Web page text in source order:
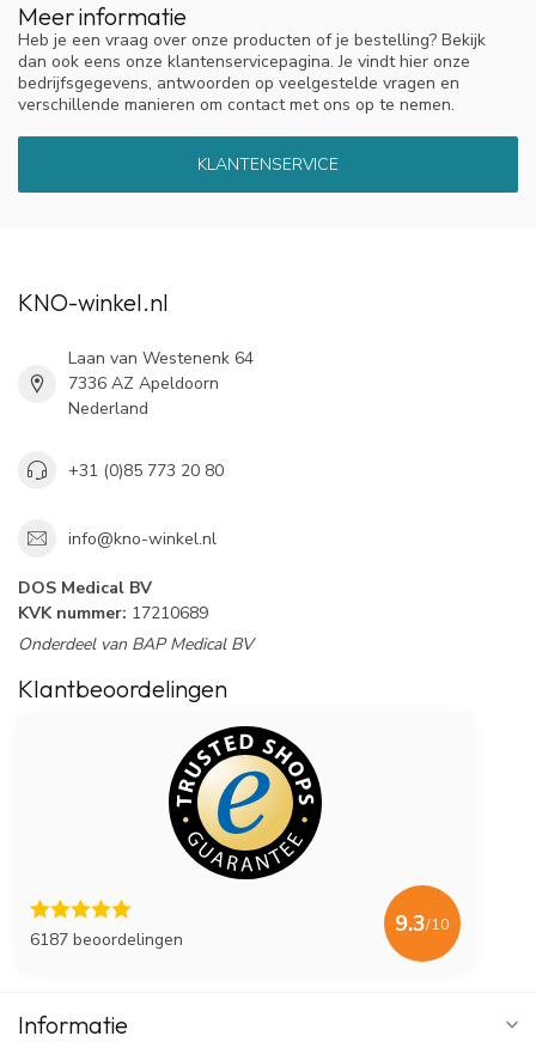
Meer informatie
Heb je een vraag over onze producten of je bestelling? Bekijk
dan ook eens onze klantenservicepagina. Je vindt hier onze
bedrijfsgegevens, antwoorden op veelgestelde vragen en
verschillende manieren om contact met ons op te nemen.
KLANTENSERVICE
KNO-winkel.nl
Laan van Westenenk 64
7336 AZ Apeldoorn
Nederland
+31 (0)85 773 20 80
info@kno-winkel.nl
DOS Medical BV
KVK nummer: 17210689
Onderdeel van BAP Medical BV
Klantbeoordelingen
6187 beoordelingen
9.3/10
Informatie